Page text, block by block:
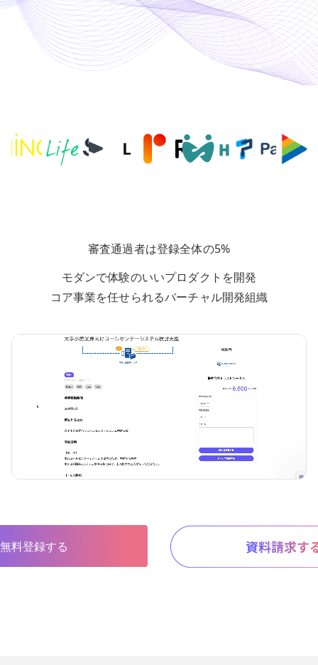
審査通過者は登録全体の5%
モダンで体験のいいプロダクトを開発
コア事業を任せられるバーチャル開発組織
無料登録する